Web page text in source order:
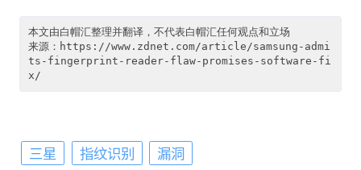
本文由白帽汇整理并翻译，不代表白帽汇任何观点和立场
来源：https://www.zdnet.com/article/samsung-admi
ts-fingerprint-reader-flaw-promises-software-fi
三星 指纹识别 漏洞